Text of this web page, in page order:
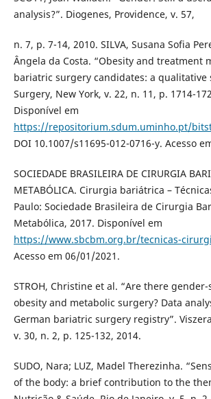
analysis?”. Diogenes, Providence, v. 57,
n. 7, p. 7-14, 2010. SILVA, Susana Sofia
Ângela da Costa. “Obesity and treatment
bariatric surgery candidates: a qualitative
Surgery, New York, v. 22, n. 11, p. 1714-
Disponível em
https://repositorium.sdum.uminho.pt/
DOI 10.1007/s11695-012-0716-y. Acesso
SOCIEDADE BRASILEIRA DE CIRURGIA
METABÓLICA. Cirurgia bariátrica –
Paulo: Sociedade Brasileira de Cirurgia
Metabólica, 2017. Disponível em
https://www.sbcbm.org.br/tecnicas-
Acesso em 06/01/2021.
STROH, Christine et al. “Are there
obesity and metabolic surgery? Data
German bariatric surgery registry”.
v. 30, n. 2, p. 125-132, 2014.
SUDO, Nara; LUZ, Madel Therezinha.
of the body: a brief contribution to the